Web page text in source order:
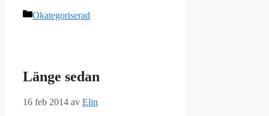
Kategorier
Okategoriserad
Länge sedan
16 feb 2014 av Elin